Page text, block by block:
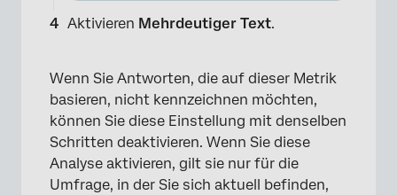
Aktivieren Mehrdeutiger Text.
Wenn Sie Antworten, die auf dieser Metrik
basieren, nicht kennzeichnen möchten,
können Sie diese Einstellung mit denselben
Schritten deaktivieren. Wenn Sie diese
Analyse aktivieren, gilt sie nur für die
Umfrage, in der Sie sich aktuell befinden,